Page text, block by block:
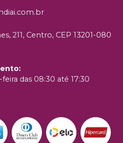
211, Centro, CEP 13201-080
:
das 08:30 até 17:30